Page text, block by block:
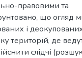
правовими та
що огляд
і
територій, де
слідчі